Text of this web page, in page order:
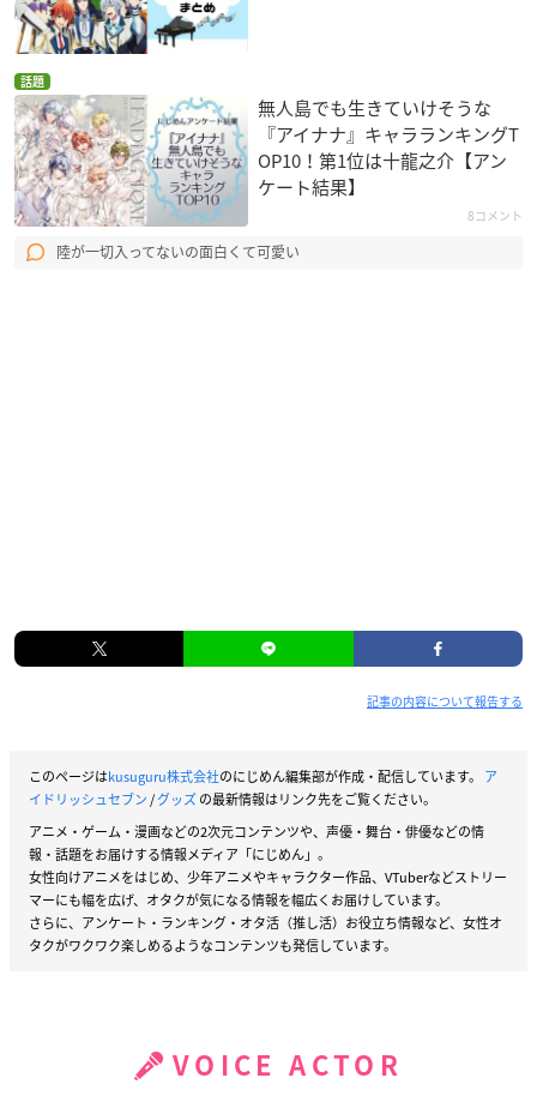
話題
無人島でも生きていけそうな
『アイナナ』キャラランキングT
OP10！第1位は十龍之介【アン
ケート結果】
8コメント
陸が一切入ってないの面白くて可愛い
記事の内容について報告する
このページはkusuguru株式会社のにじめん編集部が作成・配信しています。 ア
イドリッシュセブン/グッズの最新情報はリンク先をご覧ください。
アニメ・ゲーム・漫画などの2次元コンテンツや、声優・舞台・俳優などの情
報・話題をお届けする情報メディア「にじめん」。
女性向けアニメをはじめ、少年アニメやキャラクター作品、VTuberなどストリー
マーにも幅を広げ、オタクが気になる情報を幅広くお届けしています。
さらに、アンケート・ランキング・オタ活（推し活）お役立ち情報など、女性オ
タクがワクワク楽しめるようなコンテンツも発信しています。
VOICE ACTOR